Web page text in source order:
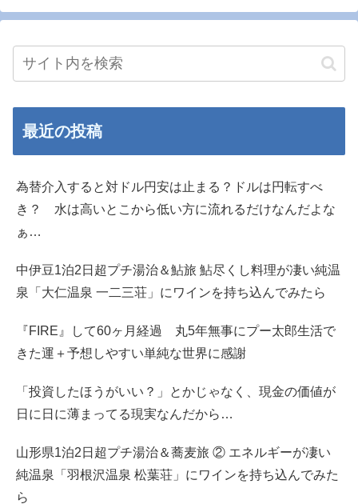
最近の投稿
為替介入すると対ドル円安は止まる？ドルは円転すべ
き？ 水は高いとこから低い方に流れるだけなんだよな
ぁ…
中伊豆1泊2日超プチ湯治＆鮎旅 鮎尽くし料理が凄い純温
泉「大仁温泉 一二三荘」にワインを持ち込んでみたら
『FIRE』して60ヶ月経過 丸5年無事にプー太郎生活で
きた運＋予想しやすい単純な世界に感謝
「投資したほうがいい？」とかじゃなく、現金の価値が
日に日に薄まってる現実なんだから…
山形県1泊2日超プチ湯治＆蕎麦旅 ② エネルギーが凄い
純温泉「羽根沢温泉 松葉荘」にワインを持ち込んでみた
ら